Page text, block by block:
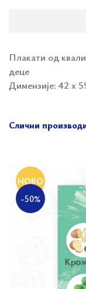
Плакати од
деце
Димензије: 42 х
Слични
НОВО
-50%